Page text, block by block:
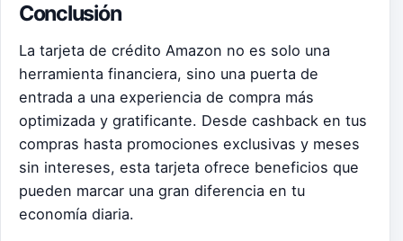
Conclusión
La tarjeta de crédito Amazon no es solo una
herramienta financiera, sino una puerta de
entrada a una experiencia de compra más
optimizada y gratificante. Desde cashback en tus
compras hasta promociones exclusivas y meses
sin intereses, esta tarjeta ofrece beneficios que
pueden marcar una gran diferencia en tu
economía diaria.